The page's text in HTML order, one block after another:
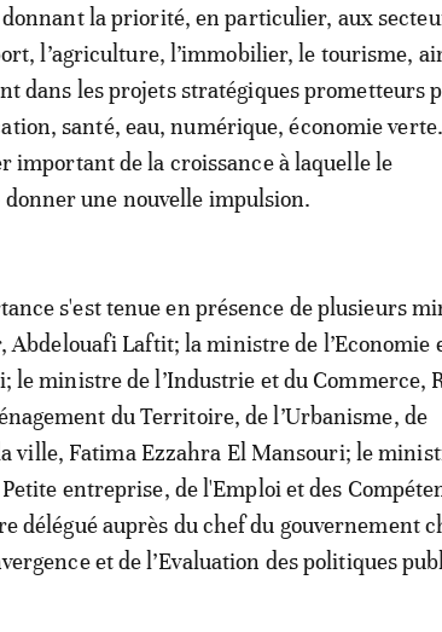
la priorité, en particulier, aux
l’agriculture, l’immobilier, le tourisme,
dans les projets stratégiques prometteurs
santé, eau, numérique, économie
important de la croissance à laquelle le
une nouvelle impulsion.
s'est tenue en présence de plusieurs
Laftit; la ministre de l’Economie
le ministre de l’Industrie et du Commerce,
du Territoire, de l’Urbanisme, de
ville, Fatima Ezzahra El Mansouri; le
entreprise, de l'Emploi et des
délégué auprès du chef du gouvernement
et de l’Evaluation des politiques